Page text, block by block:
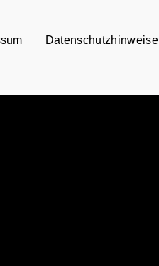
Datenschutzhinweise